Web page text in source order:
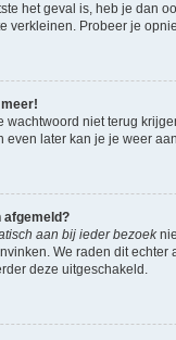
het geval is, heb je dan
verkleinen. Probeer je
wachtwoord niet terug
even later kan je je weer
afgemeld?
aan bij ieder bezoek
We raden dit
deze uitgeschakeld.